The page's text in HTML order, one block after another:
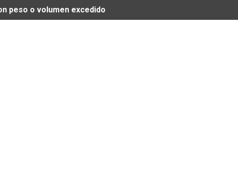
peso o volumen excedido